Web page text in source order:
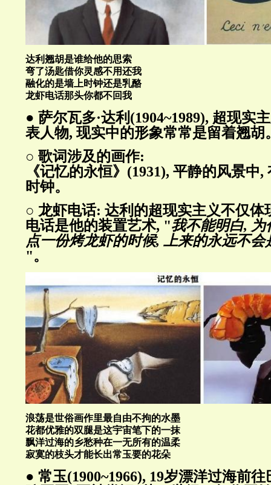
达利翘胡是谁给他的思索
弯了汤匙借你灵感不用还我
融化的是墙上时钟还是乳酪
龙虾电话那头你都不回我
● 萨尔瓦多·达利(1904~1989), 超现实
表人物, 现实中的形象常常是留着翘胡
○ 歌词涉及的画作:
《记忆的永恒》(1931), 平静的风景中
时钟。
○ 龙虾电话: 达利的超现实主义不仅体
电话是他的装置艺术, "我不能明白,
点一份烤龙虾的时候, 上来的永远不会
"。
浪荡是世俗画作里最自由不拘的水墨
花都优雅的双腿是这宇宙笔下的一抹
飘洋过海的乡愁种在一无所有的温柔
寂寞的枝头才能长出常玉要的花朵
● 常玉(1900~1966), 19岁漂洋过海前